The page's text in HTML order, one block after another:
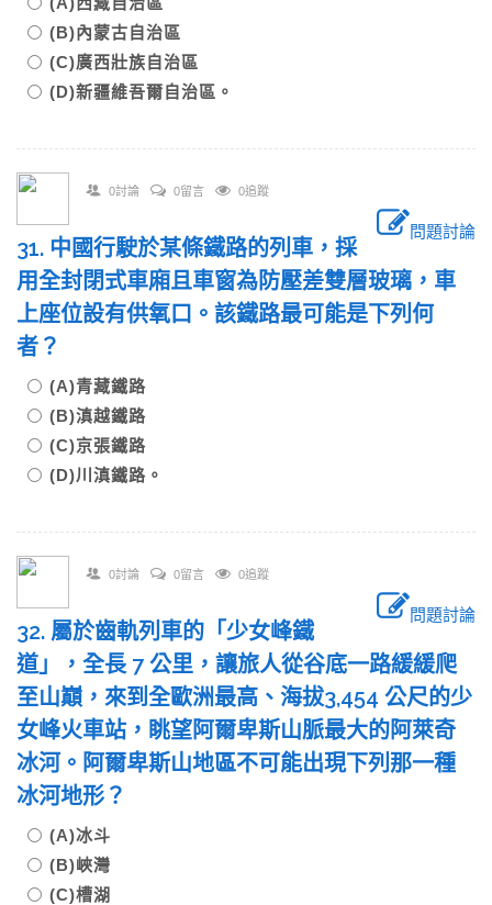
(B)內蒙古自治區
(C)廣西壯族自治區
(D)新疆維吾爾自治區。
0討論 0留言 0追蹤
問題討論
31. 中國行駛於某條鐵路的列車，採
用全封閉式車廂且車窗為防壓差雙層玻璃，車
上座位設有供氧口。該鐵路最可能是下列何
者？
(A)青藏鐵路
(B)滇越鐵路
(C)京張鐵路
(D)川滇鐵路。
0討論 0留言 0追蹤
問題討論
32. 屬於齒軌列車的「少女峰鐵
道」，全長 7 公里，讓旅人從谷底一路緩緩爬
至山巔，來到全歐洲最高、海拔3,454 公尺的少
女峰火車站，眺望阿爾卑斯山脈最大的阿萊奇
冰河。阿爾卑斯山地區不可能出現下列那一種
冰河地形？
(A)冰斗
(B)峽灣
(C)槽湖